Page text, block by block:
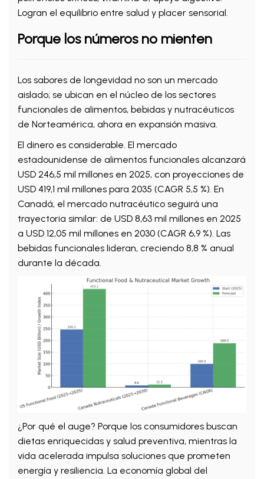
Logran el equilibrio entre salud y placer sensorial.
Porque los números no mienten
Los sabores de longevidad no son un mercado
aislado; se ubican en el núcleo de los sectores
funcionales de alimentos, bebidas y nutracéuticos
de Norteamérica, ahora en expansión masiva.
El dinero es considerable. El mercado
estadounidense de alimentos funcionales alcanzará
USD 246,5 mil millones en 2025, con proyecciones de
USD 419,1 mil millones para 2035 (CAGR 5,5 %). En
Canadá, el mercado nutracéutico seguirá una
trayectoria similar: de USD 8,63 mil millones en 2025
a USD 12,05 mil millones en 2030 (CAGR 6,9 %). Las
bebidas funcionales lideran, creciendo 8,8 % anual
durante la década.
¿Por qué el auge? Porque los consumidores buscan
dietas enriquecidas y salud preventiva, mientras la
vida acelerada impulsa soluciones que prometen
energía y resiliencia. La economía global del